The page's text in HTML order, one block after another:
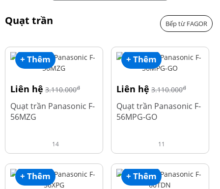
Quạt trần Bếp từ FAGOR
+ Thêm
Liên hệ 3.110.000đ
Quạt trần Panasonic F-
56MZG
14
+ Thêm
Liên hệ 3.110.000đ
Quạt trần Panasonic F-
56MPG-GO
11
+ Thêm + Thêm